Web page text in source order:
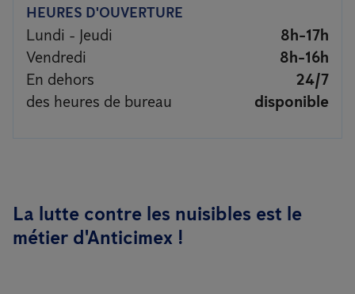
HEURES D'OUVERTURE
Lundi - Jeudi
8h-17h
Vendredi
8h-16h
En dehors
24/7
des heures de bureau
disponible
La lutte contre les nuisibles est le
métier d'Anticimex !